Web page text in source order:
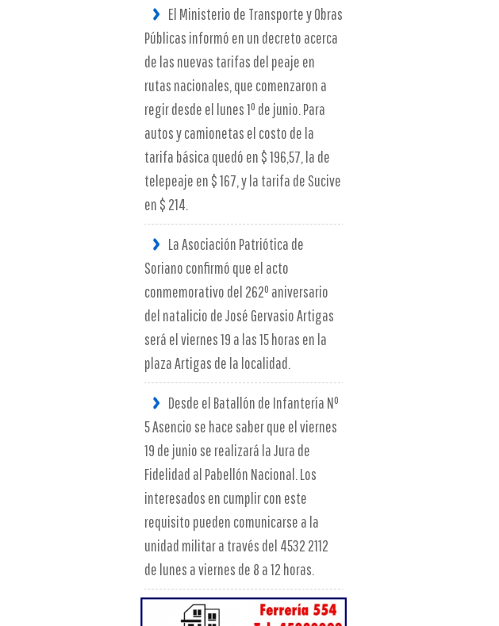
El Ministerio de Transporte y Obras
Públicas informó en un decreto acerca
de las nuevas tarifas del peaje en
rutas nacionales, que comenzaron a
regir desde el lunes 1º de junio. Para
autos y camionetas el costo de la
tarifa básica quedó en $ 196,57, la de
telepeaje en $ 167, y la tarifa de Sucive
en $ 214.
La Asociación Patriótica de
Soriano confirmó que el acto
conmemorativo del 262º aniversario
del natalicio de José Gervasio Artigas
será el viernes 19 a las 15 horas en la
plaza Artigas de la localidad.
Desde el Batallón de Infantería Nº
5 Asencio se hace saber que el viernes
19 de junio se realizará la Jura de
Fidelidad al Pabellón Nacional. Los
interesados en cumplir con este
requisito pueden comunicarse a la
unidad militar a través del 4532 2112
de lunes a viernes de 8 a 12 horas.